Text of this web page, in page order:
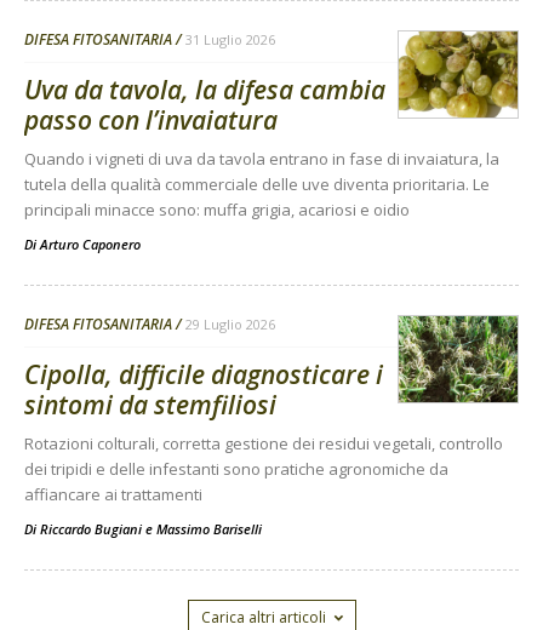
DIFESA FITOSANITARIA 31 Luglio 2026
Uva da tavola, la difesa cambia
passo con l’invaiatura
Quando i vigneti di uva da tavola entrano in fase di invaiatura, la
tutela della qualità commerciale delle uve diventa prioritaria. Le
principali minacce sono: muffa grigia, acariosi e oidio
DiArturo Caponero
DIFESA FITOSANITARIA 29 Luglio 2026
Cipolla, difficile diagnosticare i
sintomi da stemfiliosi
Rotazioni colturali, corretta gestione dei residui vegetali, controllo
dei tripidi e delle infestanti sono pratiche agronomiche da
affiancare ai trattamenti
Di Riccardo Bugiani e Massimo Bariselli
Carica altri articoli